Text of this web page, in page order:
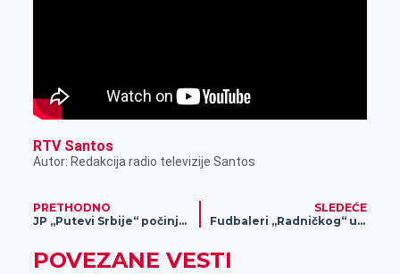
RTV Santos
Autor: Redakcija radio televizije Santos
PRETHODNO
JP „Putevi Srbije“ počinje radove u zoni raskrsnice na Žitnom trgu
SLEDEĆE
Fudbaleri „Radničkog“ u subotu dočekuju neugodni „Borac“ iz Šajkaša
POVEZANE VESTI